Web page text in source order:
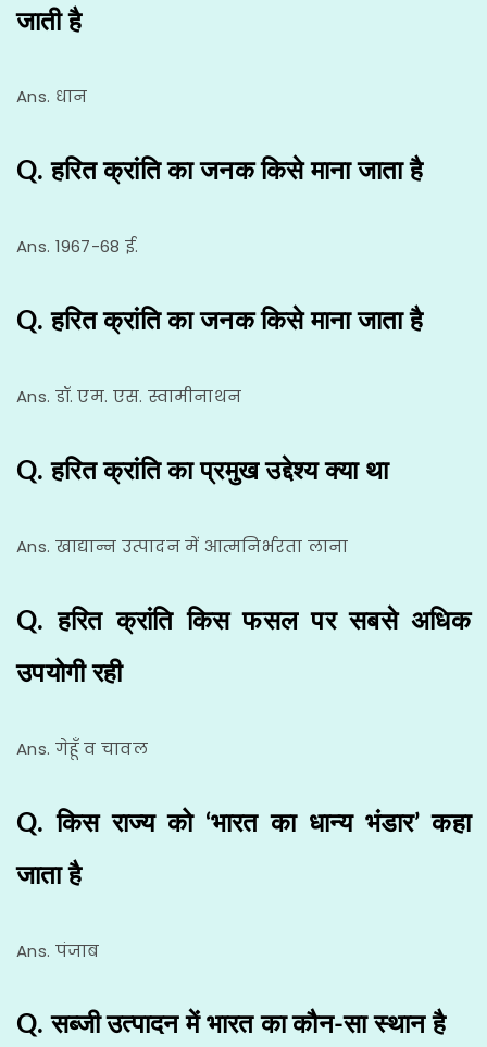
जाती है
Ans. धान
Q. हरित क्रांति का जनक किसे माना जाता है
Ans. 1967-68 ई.
Q. हरित क्रांति का जनक किसे माना जाता है
Ans. डॉ. एम. एस. स्वामीनाथन
Q. हरित क्रांति का प्रमुख उद्देश्य क्या था
Ans. खाद्यान्न उत्पादन में आत्मनिर्भरता लाना
Q. हरित क्रांति किस फसल पर सबसे अधिक
उपयोगी रही
Ans. गेहूँ व चावल
Q. किस राज्य को ‘भारत का धान्य भंडार’ कहा
जाता है
Ans. पंजाब
Q. सब्जी उत्पादन में भारत का कौन-सा स्थान है